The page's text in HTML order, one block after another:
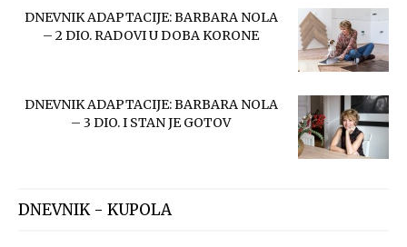
DNEVNIK ADAPTACIJE: BARBARA NOLA
– 2 DIO. RADOVI U DOBA KORONE
DNEVNIK ADAPTACIJE: BARBARA NOLA
– 3 DIO. I STAN JE GOTOV
DNEVNIK - KUPOLA